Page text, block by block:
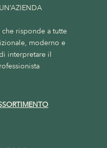
risponde a tutte
moderno e
interpretare il